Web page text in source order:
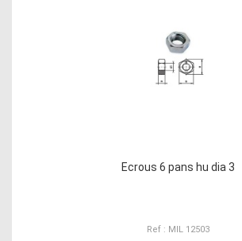
Ecrous 6 pans hu dia 3
Ref : MIL 12503